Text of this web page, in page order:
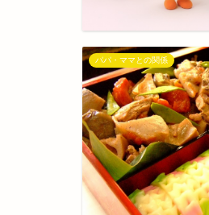
パパ・ママとの関係